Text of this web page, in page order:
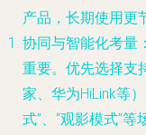
产品，长期使用更
协同与智能化考量
重要。优先选择支
家、华为HiLink等
式”、“观影模式”等